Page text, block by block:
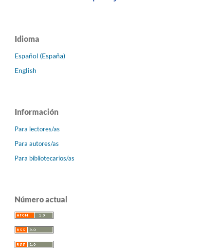
Idioma
Español (España)
English
Información
Para lectores/as
Para autores/as
Para bibliotecarios/as
Número actual